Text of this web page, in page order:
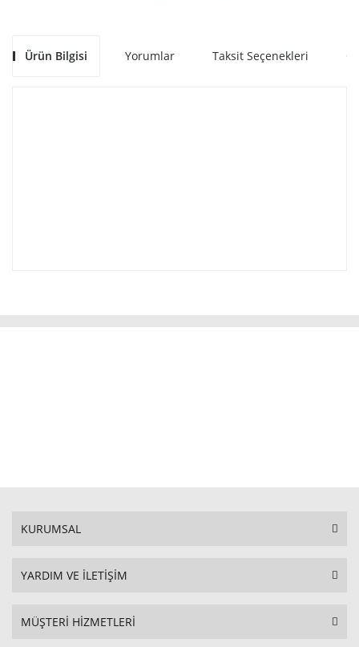
Ürün Bilgisi Yorumlar Taksit Seçenekleri
KURUMSAL
YARDIM VE İLETİŞİM
MÜŞTERİ HİZMETLERİ